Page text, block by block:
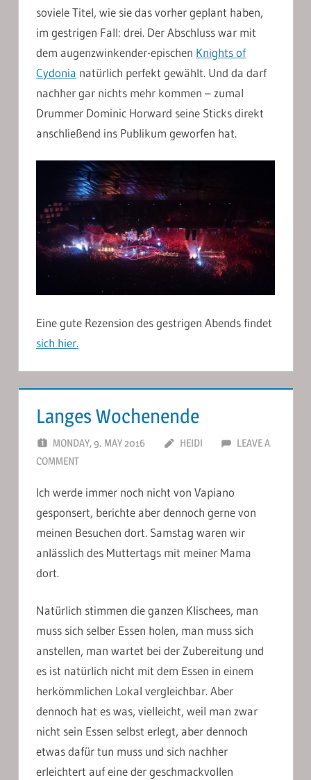
soviele Titel, wie sie das vorher geplant haben,
im gestrigen Fall: drei. Der Abschluss war mit
dem augenzwinkender-epischen Knights of
Cydonia natürlich perfekt gewählt. Und da darf
nachher gar nichts mehr kommen – zumal
Drummer Dominic Horward seine Sticks direkt
anschließend ins Publikum geworfen hat.
Eine gute Rezension des gestrigen Abends findet
sich hier.
Langes Wochenende
MONDAY, 9. MAY 2016 HEIDI
LEAVE A
COMMENT
Ich werde immer noch nicht von Vapiano
gesponsert, berichte aber dennoch gerne von
meinen Besuchen dort. Samstag waren wir
anlässlich des Muttertags mit meiner Mama
dort.
Natürlich stimmen die ganzen Klischees, man
muss sich selber Essen holen, man muss sich
anstellen, man wartet bei der Zubereitung und
es ist natürlich nicht mit dem Essen in einem
herkömmlichen Lokal vergleichbar. Aber
dennoch hat es was, vielleicht, weil man zwar
nicht sein Essen selbst erlegt, aber dennoch
etwas dafür tun muss und sich nachher
erleichtert auf eine der geschmackvollen